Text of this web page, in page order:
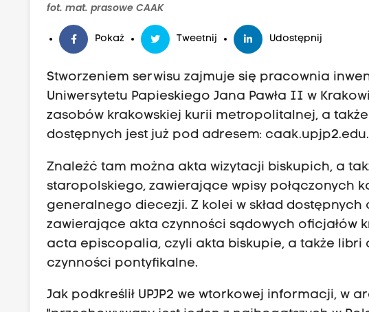
fot. mat. prasowe CAAK
Pokaż Tweetnij Udostępnij
Stworzeniem serwisu zajmuje się pracownia
Uniwersytetu Papieskiego Jana Pawła II w
zasobów krakowskiej kurii metropolitalnej, a
dostępnych jest już pod adresem:
Znaleźć tam można akta wizytacji biskupich, a
staropolskiego, zawierające wpisy połączonych
generalnego diecezji. Z kolei w skład
zawierające akta czynności sądowych oficjałów
acta episcopalia, czyli akta biskupie, a także
czynności pontyfikalne.
Jak podkreślił UPJP2 we wtorkowej informacji, w